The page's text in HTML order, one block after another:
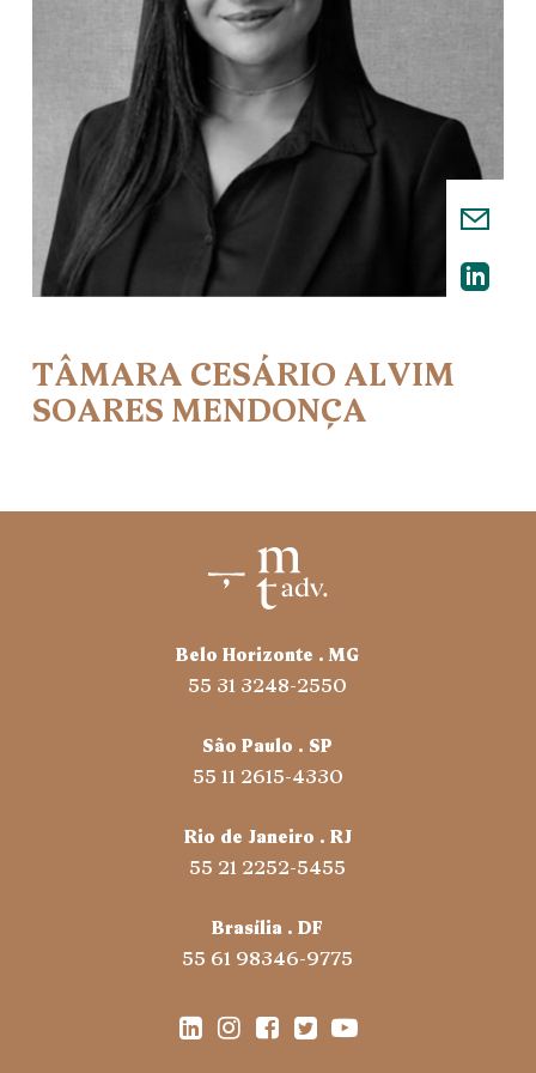
TÂMARA CESÁRIO ALVIM
SOARES MENDONÇA
Belo Horizonte . MG
55 31 3248-2550
São Paulo . SP
55 11 2615-4330
Rio de Janeiro . RJ
55 21 2252-5455
Brasília . DF
55 61 98346-9775